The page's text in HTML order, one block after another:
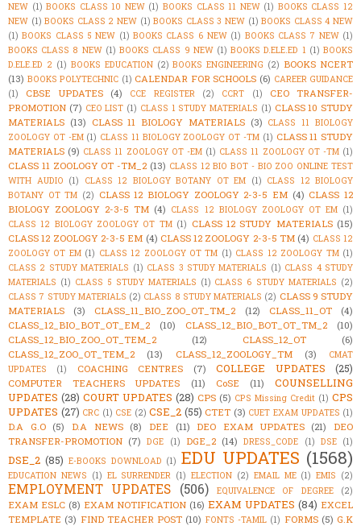
NEW (1) BOOKS CLASS 10 NEW (1) BOOKS CLASS 11 NEW (1) BOOKS CLASS 12
NEW (1) BOOKS CLASS 2 NEW (1) BOOKS CLASS 3 NEW (1) BOOKS CLASS 4 NEW
(1) BOOKS CLASS 5 NEW (1) BOOKS CLASS 6 NEW (1) BOOKS CLASS 7 NEW (1)
BOOKS CLASS 8 NEW (1) BOOKS CLASS 9 NEW (1) BOOKS D.ELE.ED 1 (1) BOOKS
D.ELE.ED 2 (1) BOOKS EDUCATION (2) BOOKS ENGINEERING (2) BOOKS NCERT
(13) BOOKS POLYTECHNIC (1) CALENDAR FOR SCHOOLS (6) CAREER GUIDANCE
(1)
CBSE UPDATES (4) CCE REGISTER (2) CCRT (1)
CEO TRANSFER-
PROMOTION (7) CEO LIST (1) CLASS 1 STUDY MATERIALS (1) CLASS 10 STUDY
MATERIALS (13) CLASS 11 BIOLOGY MATERIALS (3) CLASS 11 BIOLOGY
ZOOLOGY OT -EM (1) CLASS 11 BIOLOGY ZOOLOGY OT -TM (1) CLASS 11 STUDY
MATERIALS (9) CLASS 11 ZOOLOGY OT -EM (1) CLASS 11 ZOOLOGY OT -TM (1)
CLASS 11 ZOOLOGY OT -TM_2 (13) CLASS 12 BIO BOT - BIO ZOO ONLINE TEST
WITH AUDIO (1) CLASS 12 BIOLOGY BOTANY OT EM (1) CLASS 12 BIOLOGY
BOTANY OT TM (2) CLASS 12 BIOLOGY ZOOLOGY 2-3-5 EM (4) CLASS 12
BIOLOGY ZOOLOGY 2-3-5 TM (4) CLASS 12 BIOLOGY ZOOLOGY OT EM (1)
CLASS 12 BIOLOGY ZOOLOGY OT TM (1) CLASS 12 STUDY MATERIALS (15)
CLASS 12 ZOOLOGY 2-3-5 EM (4) CLASS 12 ZOOLOGY 2-3-5 TM (4) CLASS 12
ZOOLOGY OT EM (1) CLASS 12 ZOOLOGY OT TM (1) CLASS 12 ZOOLOGY TM (1)
CLASS 2 STUDY MATERIALS (1) CLASS 3 STUDY MATERIALS (1) CLASS 4 STUDY
MATERIALS (1) CLASS 5 STUDY MATERIALS (1) CLASS 6 STUDY MATERIALS (2)
CLASS 7 STUDY MATERIALS (2) CLASS 8 STUDY MATERIALS (2) CLASS 9 STUDY
MATERIALS
(3) CLASS_11_BIO_ZOO_OT_TM_2 (12) CLASS_11_OT
(4)
CLASS_12_BIO_BOT_OT_EM_2
(10) CLASS_12_BIO_BOT_OT_TM_2
(10)
CLASS_12_BIO_ZOO_OT_TEM_2
(12) CLASS_12_OT
(6)
CLASS_12_ZOO_OT_TEM_2
(13) CLASS_12_ZOOLOGY_TM (3)
CMAT
UPDATES
(1) COACHING CENTRES (7) COLLEGE UPDATES (25)
COMPUTER TEACHERS UPDATES (11) CoSE (11)
COUNSELLING
UPDATES (28) COURT UPDATES (28) CPS (5) CPS Missing Credit (1) CPS
UPDATES (27) CRC (1) CSE (2) CSE_2 (55) CTET (3) CUET EXAM UPDATES (1)
D.A G.O (5) D.A NEWS (8) DEE (11) DEO EXAM UPDATES (21)
DEO
TRANSFER-PROMOTION (7) DGE (1) DGE_2 (14) DRESS_CODE (1) DSE (1)
DSE_2 (85) E-BOOKS DOWNLOAD (1) EDU UPDATES (1568)
EDUCATION NEWS (1) EL SURRENDER (1) ELECTION (2) EMAIL ME (1) EMIS (2)
EMPLOYMENT UPDATES (506) EQUIVALENCE OF DEGREE (2)
EXAM ESLC (8) EXAM NOTIFICATION (16) EXAM UPDATES (84) EXCEL
TEMPLATE (3) FIND TEACHER POST (10) FONTS -TAMIL (1) FORMS (5) G.K